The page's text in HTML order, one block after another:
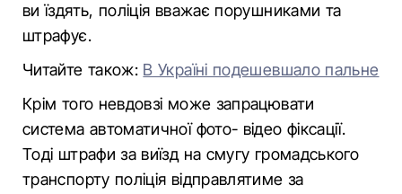
ви їздять, поліція вважає порушниками та
штрафує.
Читайте також: В Україні подешевшало пальне
Крім того невдовзі може запрацювати
система автоматичної фото- відео фіксації.
Тоді штрафи за виїзд на смугу громадського
транспорту поліція відправлятиме за